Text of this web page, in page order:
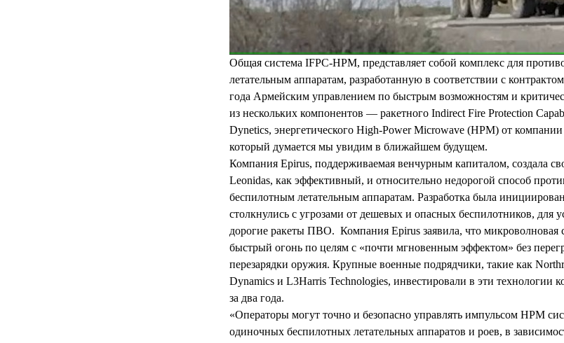
Общая система IFPC-HPM, представляет собой комплекс для
летательным аппаратам, разработанную в соответствии с
года Армейским управлением по быстрым возможностям и
из нескольких компонентов — ракетного Indirect Fire Protection
Dynetics, энергетического High-Power Microwave (HPM) от
который думается мы увидим в ближайшем будущем.
Компания Epirus, поддерживаемая венчурным капиталом, создала
Leonidas, как эффективный, и относительно недорогой способ
беспилотным летательным аппаратам. Разработка была
столкнулись с угрозами от дешевых и опасных беспилотников, для
дорогие ракеты ПВО. Компания Epirus заявила, что микроволновая
быстрый огонь по целям с «почти мгновенным эффектом» без
перезарядки оружия. Крупные военные подрядчики, такие как
Dynamics и L3Harris Technologies, инвестировали в эти технологии
за два года.
«Операторы могут точно и безопасно управлять импульсом HPM
одиночных беспилотных летательных аппаратов и роев, в